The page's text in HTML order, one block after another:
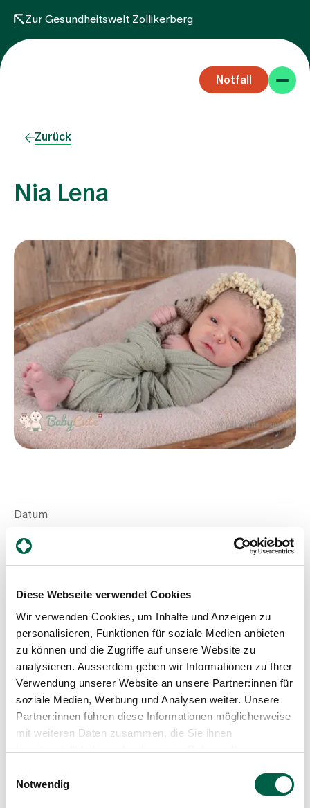
Diese Webseite verwendet Cookies
Wir verwenden Cookies, um Inhalte und Anzeigen zu
personalisieren, Funktionen für soziale Medien anbieten
zu können und die Zugriffe auf unsere Website zu
analysieren. Ausserdem geben wir Informationen zu Ihrer
Verwendung unserer Website an unsere Partner:innen für
soziale Medien, Werbung und Analysen weiter. Unsere
Partner:innen führen diese Informationen möglicherweise
mit weiteren Daten zusammen, die Sie ihnen
bereitgestellt haben oder die sie im Rahmen Ihrer
Notwendig
Zur Gesundheitswelt Zollikerberg
Notfall
Aufenthalt
Team
Zuweisende
Events
Über uns
Babygalerie
Medien
Publikationen
Zurück
Nia Lena
Datum
Geburtszeit
Geschlecht
Mädchen
Grösse
45 cm
Gewicht